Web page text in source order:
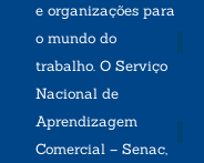
e organizações para
o mundo do
trabalho. O Serviço
Nacional de
Aprendizagem
Comercial – Senac,